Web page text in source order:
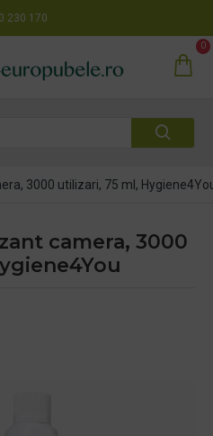
230 170
0
3000 utilizari, 75 ml,
camera, 3000